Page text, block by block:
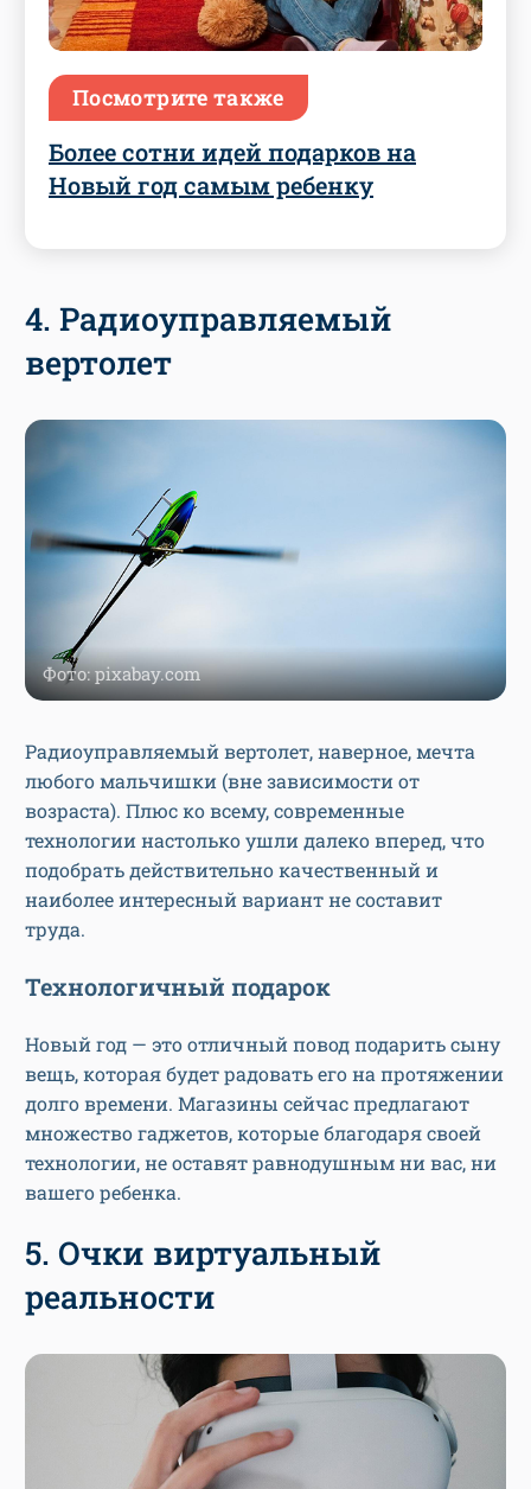
Посмотрите также
Более сотни идей подарков на
Новый год самым ребенку
4. Радиоуправляемый
вертолет
Фото: pixabay.com
Радиоуправляемый вертолет, наверное, мечта
любого мальчишки (вне зависимости от
возраста). Плюс ко всему, современные
технологии настолько ушли далеко вперед, что
подобрать действительно качественный и
наиболее интересный вариант не составит
труда.
Технологичный подарок
Новый год — это отличный повод подарить сыну
вещь, которая будет радовать его на протяжении
долго времени. Магазины сейчас предлагают
множество гаджетов, которые благодаря своей
технологии, не оставят равнодушным ни вас, ни
вашего ребенка.
5. Очки виртуальный
реальности